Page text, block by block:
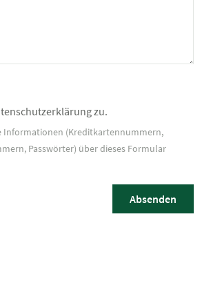
zu.
Informationen (Kreditkartennummern,
Passwörter) über dieses Formular
Absenden